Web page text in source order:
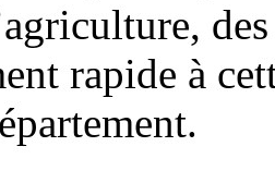
rapide à